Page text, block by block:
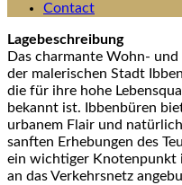
Contact
Lagebeschreibung
Das charmante Wohn-
der malerischen Stadt
die für ihre hohe
bekannt ist. Ibbenbüren
urbanem Flair und
sanften Erhebungen des
ein wichtiger Knotenpunkt
an das Verkehrsnetz